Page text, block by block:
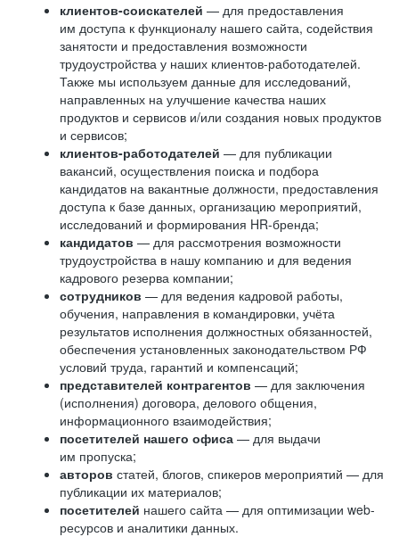
клиентов-соискателей — для предоставления
им доступа к функционалу нашего сайта, содействия
занятости и предоставления возможности
трудоустройства у наших клиентов-работодателей.
Также мы используем данные для исследований,
направленных на улучшение качества наших
продуктов и сервисов и/или создания новых продуктов
и сервисов;
клиентов-работодателей — для публикации
вакансий, осуществления поиска и подбора
кандидатов на вакантные должности, предоставления
доступа к базе данных, организацию мероприятий,
исследований и формирования HR-бренда;
кандидатов — для рассмотрения возможности
трудоустройства в нашу компанию и для ведения
кадрового резерва компании;
сотрудников — для ведения кадровой работы,
обучения, направления в командировки, учёта
результатов исполнения должностных обязанностей,
обеспечения установленных законодательством РФ
условий труда, гарантий и компенсаций;
представителей контрагентов — для заключения
(исполнения) договора, делового общения,
информационного взаимодействия;
посетителей нашего офиса — для выдачи
им пропуска;
авторов статей, блогов, спикеров мероприятий — для
публикации их материалов;
посетителей нашего сайта — для оптимизации web-
ресурсов и аналитики данных.